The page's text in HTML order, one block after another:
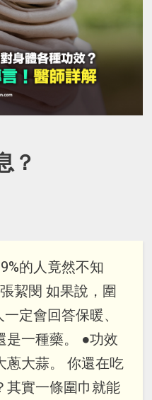
？
的人竟然不知
絜閔 如果說，圍
定會回答保暖、
是一種藥。 ●功效
蔥大蒜。 你還在吃
其實一條圍巾就能